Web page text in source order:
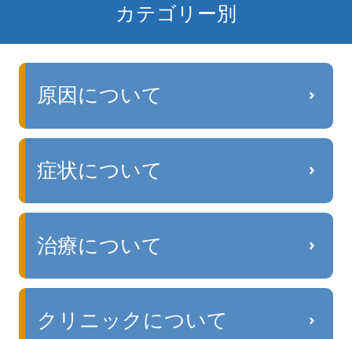
カテゴリー別
原因について
症状について
治療について
クリニックについて